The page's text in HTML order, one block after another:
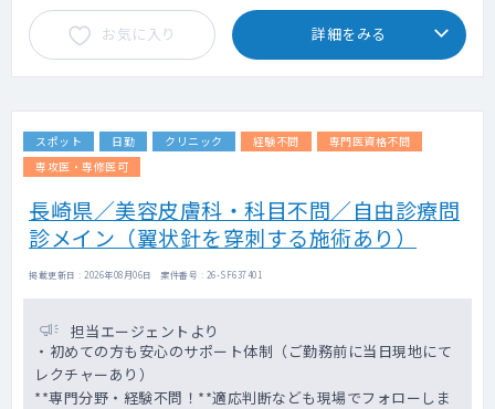
お気に入り 詳細をみる
スポット 日勤 クリニック 経験不問
専門医資格不問
専攻医・専修医可
長崎県／美容皮膚科・科目不問／自由診療問
診メイン（翼状針を穿刺する施術あり）
掲載更新日 : 2026年08月06日 案件番号 : 26-SF637401
担当エージェントより
・初めての方も安心のサポート体制（ご勤務前に当日現地にて
レクチャーあり）
**専門分野・経験不問！**適応判断なども現場でフォローしま